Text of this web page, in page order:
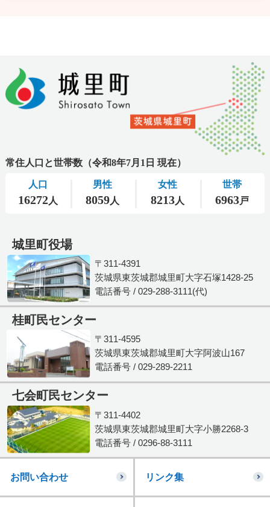
城里町役場
〒311-4391
茨城県東茨城郡城里町大字石塚1428-25
電話番号 / 029-288-3111(代)
桂町民センター
〒311-4595
茨城県東茨城郡城里町大字阿波山167
電話番号 / 029-289-2211
七会町民センター
〒311-4402
茨城県東茨城郡城里町大字小勝2268-3
電話番号 / 0296-88-3111
お問い合わせ リンク集